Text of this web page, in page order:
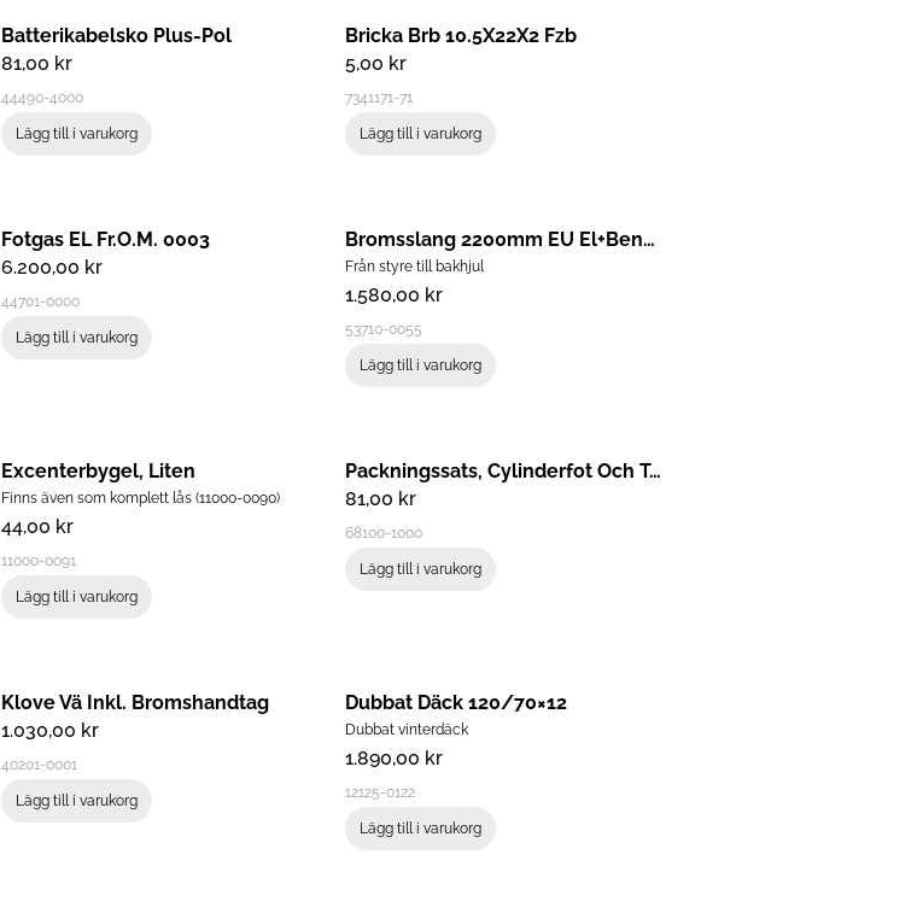
44490-4000
Batterikabelsko Plus-Pol
81,00 kr
Lägg till i varukorg
7341171-71
Bricka Brb 10.5X22X2 Fzb
5,00 kr
Lägg till i varukorg
44701-0000
Fotgas EL Fr.o.m. 0003
6.200,00 kr
Lägg till i varukorg 53710-0055
Bromsslang 2200mm EU El+Bensin
1.580,00 kr
Från styre till bakhjul
Lägg till i varukorg
11000-0091
Excenterbygel, Liten
44,00 kr
Finns även som komplett lås (11000-0090)
Lägg till i varukorg
68100-1000
Packningssats, Cylinderfot Och Topp
81,00 kr
Lägg till i varukorg
40201-0001
Klove Vä Inkl. Bromshandtag
1.030,00 kr
Lägg till i varukorg 12125-0122
Dubbat Däck 120/70×12
1.890,00 kr
Dubbat vinterdäck
Lägg till i varukorg